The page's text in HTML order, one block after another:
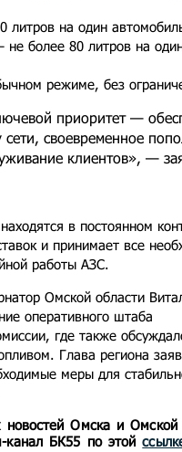
литров на один
не более 80 литров на
режиме, без
приоритет —
своевременное
клиентов», —
в постоянном
и принимает все
работы АЗС.
Омской области
оперативного штаба
где также
Глава региона
меры для
новостей Омска и Омской
канал БК55 по этой